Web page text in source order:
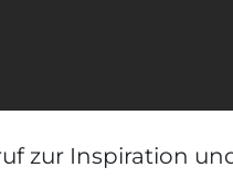
zur Inspiration